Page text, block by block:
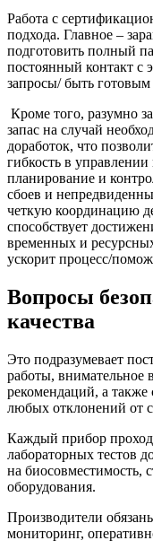
Работа с
подхода. Главное –
подготовить полный
постоянный контакт с
запросы/ быть
Кроме того, разумно
запас на случай
доработок, что
гибкость в
планирование и
сбоев и
четкую координацию
способствует
временных и
ускорит процесс/
Вопросы
качества
Это подразумевает
работы, внимательное
рекомендаций, а также
любых отклонений от
Каждый прибор
лабораторных тестов
на биосовместимость,
оборудования.
Производители
мониторинг,